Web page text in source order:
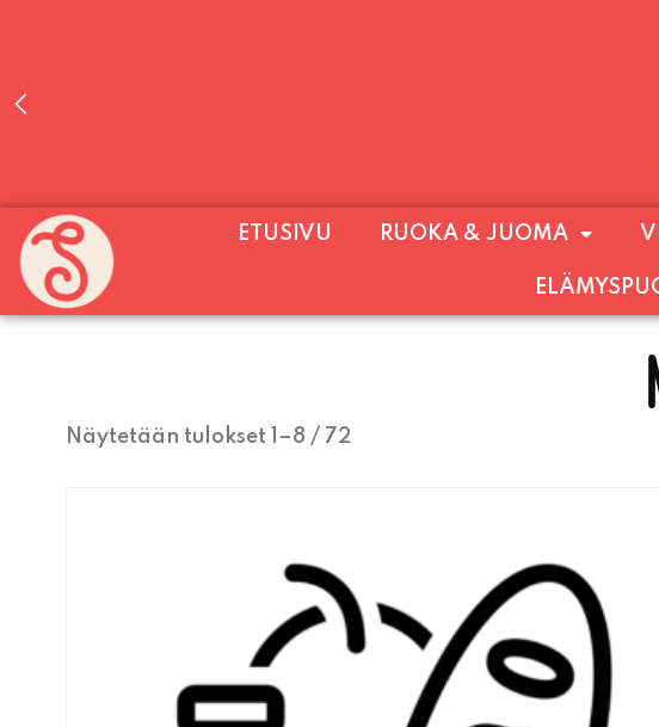
PALVELEMME PÄIVITTÄIN (MA-SU KLO 11-21)
SU) ELOKUUN
ETUSIVU RUOKA & JUOMA
Näytetään tulokset 1–8 / 72